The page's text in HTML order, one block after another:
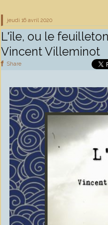
jeudi 16 avril 2020
L'île, ou le
Vincent Villeminot
Share